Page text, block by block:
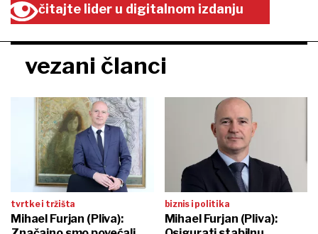
čitajte lider u digitalnom izdanju
vezani članci
tvrtke i tržišta
Mihael Furjan (Pliva):
biznis i politika
Mihael Furjan (Pliva):